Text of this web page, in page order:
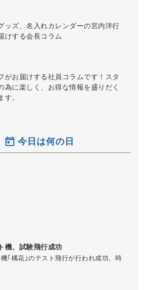
ッズ、名入れカレンダーの宮内洋行
けする会長コラム
がお届けする社員コラムです！スタ
為に楽しく、お得な情報を盛りだく
す。
今日は何の日
機、試験飛行成功
｢橘花｣のテスト飛行が行われ成功、時